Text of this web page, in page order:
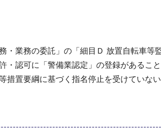
業務の委託」の「細目Ｄ 放置自転車等
認可に「警備業認定」の登録があること
置要綱に基づく指名停止を受けていない